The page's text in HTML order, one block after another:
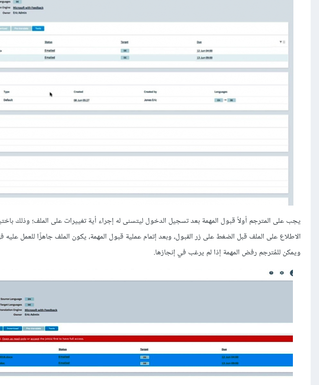
يجب على المترجم أولاً قبول المهمة بعد تسجيل الدخول ليتسنى له إجراء أية تغييرات على الملف؛ وذلك
الاطلاع على الملف قبل الضغط على زر القبول، وبعد إتمام عملية قبول المهمة، يكون الملف جاهزًا للعمل
ويمكن للمُترجم رفض المهمة إذا لم يرغب في إنجازها.